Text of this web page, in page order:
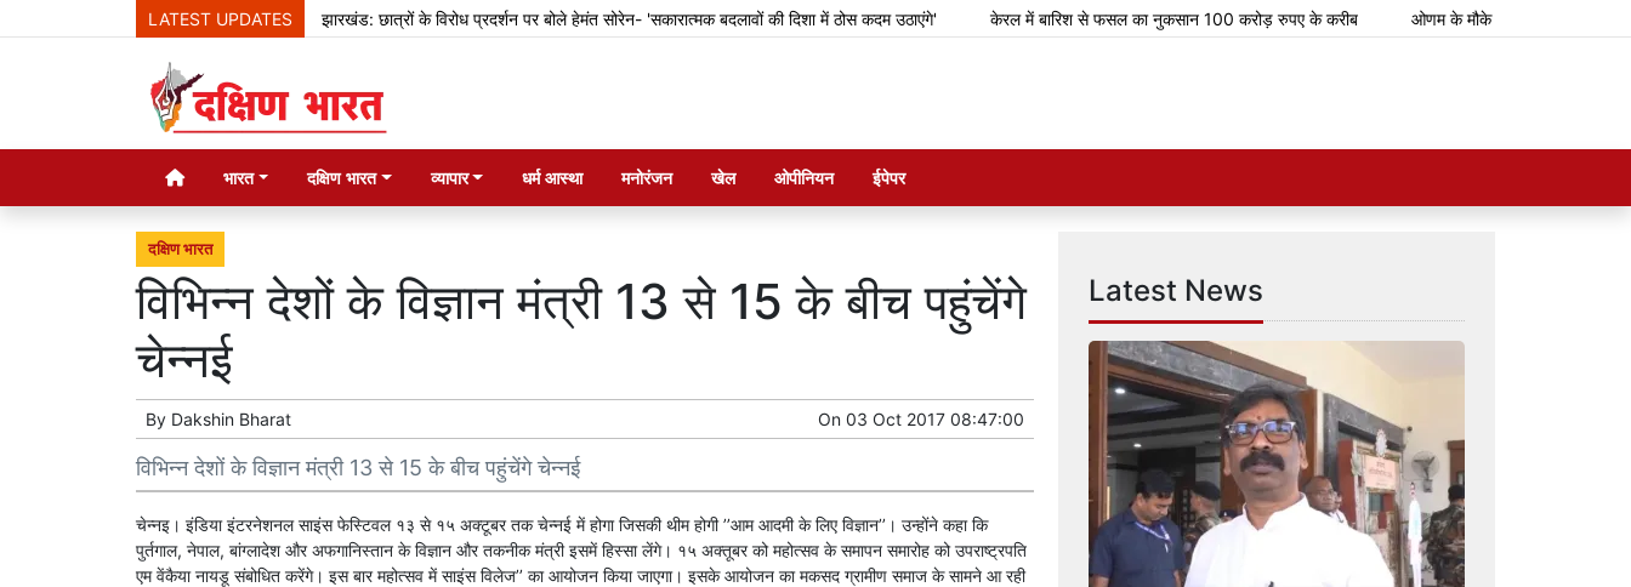
LATEST UPDATESझारखंड: छात्रों के विरोध प्रदर्शन पर बोले हेमंत सोरेन- 'सकारात्मक बदलावों की दिशा में ठोस कदम उठाएंगे' केरल में बारिश से फसल का नुकसान 100 करोड़ रुपए के करीब ओणम के मौके पर भारतीय रेलवे चलाएगा
भारत दक्षिण भारत व्यापार धर्म आस्था मनोरंजन खेल ओपीनियन ईपेपर
दक्षिण भारत
विभिन्न देशों के विज्ञान मंत्री 13 से 15 के बीच पहुंचेंगे
चेन्नई
By Dakshin Bharat On 03 Oct 2017 08:47:00
विभिन्न देशों के विज्ञान मंत्री 13 से 15 के बीच पहुंचेंगे चेन्नई
चेन्नइ। इंडिया इंटरनेशनल साइंस फेस्टिवल १३ से १५ अक्टूबर तक चेन्नई में होगा जिसकी थीम होगी ’’आम आदमी के लिए विज्ञान’’। उन्होंने कहा कि
पुर्तगाल, नेपाल, बांग्लादेश और अफगानिस्तान के विज्ञान और तकनीक मंत्री इसमें हिस्सा लेंगे। १५ अक्तूबर को महोत्सव के समापन समारोह को उपराष्ट्रपति
एम वेंकैया नायडू संबोधित करेंगे। इस बार महोत्सव में साइंस विलेज’’ का आयोजन किया जाएगा। इसके आयोजन का मकसद ग्रामीण समाज के सामने आ रही
Latest News